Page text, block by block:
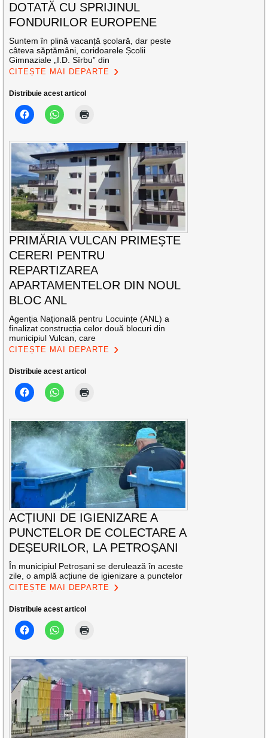
DOTATĂ CU SPRIJINUL
FONDURILOR EUROPENE
Suntem în plină vacanță școlară, dar peste
câteva săptămâni, coridoarele Școlii
Gimnaziale „I.D. Sîrbu” din
CITEȘTE MAI DEPARTE
Distribuie acest articol
PRIMĂRIA VULCAN PRIMEȘTE
CERERI PENTRU
REPARTIZAREA
APARTAMENTELOR DIN NOUL
BLOC ANL
Agenția Națională pentru Locuințe (ANL) a
finalizat construcția celor două blocuri din
municipiul Vulcan, care
CITEȘTE MAI DEPARTE
Distribuie acest articol
ACȚIUNI DE IGIENIZARE A
PUNCTELOR DE COLECTARE A
DEȘEURILOR, LA PETROȘANI
În municipiul Petroșani se derulează în aceste
zile, o amplă acțiune de igienizare a punctelor
CITEȘTE MAI DEPARTE
Distribuie acest articol